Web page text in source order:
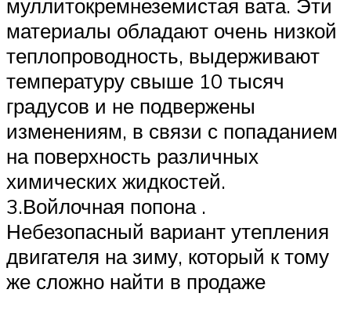
муллитокремнеземистая вата. Эти
материалы обладают очень низкой
теплопроводность, выдерживают
температуру свыше 10 тысяч
градусов и не подвержены
изменениям, в связи с попаданием
на поверхность различных
химических жидкостей.
3.Войлочная попона .
Небезопасный вариант утепления
двигателя на зиму, который к тому
же сложно найти в продаже